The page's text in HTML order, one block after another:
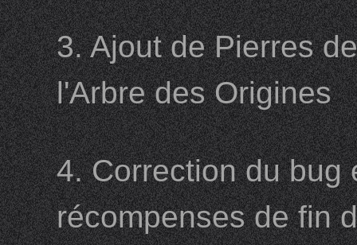
3. Ajout de Pierres
l'Arbre des Origines
4. Correction du bug
récompenses de fin